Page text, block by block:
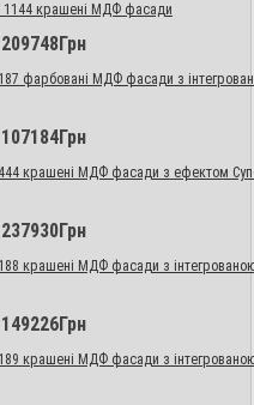
1144 крашені МДФ фасади
209748Грн
фарбовані МДФ фасади з
107184Грн
крашені МДФ фасади з ефектом
237930Грн
крашені МДФ фасади з
149226Грн
крашені МДФ фасади з